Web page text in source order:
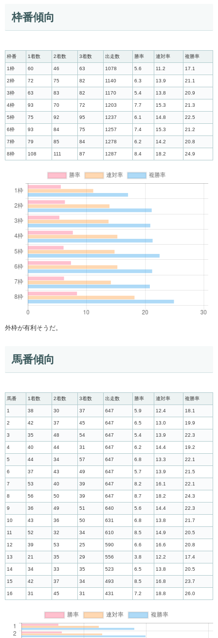
枠番傾向
枠番 1着数 2着数 3着数 出走数 勝率 連対率 複勝率
1枠 60 46 63 1078 5.6 11.2 17.1
2枠 72 75 82 1140 6.3 13.9 21.1
3枠 63 83 82 1170 5.4 13.8 20.9
4枠 93 70 72 1203 7.7 15.3 21.3
5枠 75 92 95 1237 6.1 14.8 22.5
6枠 93 84 75 1257 7.4 15.3 21.2
7枠 79 85 84 1278 6.2 14.2 20.8
8枠 108 111 87 1287 8.4 18.2 24.9
外枠が有利そうだ。
馬番傾向
馬番 1着数 2着数 3着数 出走数 勝率 連対率 複勝率
1 38 30 37 647 5.9 12.4 18.1
2 42 37 45 647 6.5 13.0 19.9
3 35 48 54 647 5.4 13.9 22.3
4 40 44 31 647 6.2 14.4 19.2
5 44 34 57 647 6.8 13.3 22.1
6 37 43 49 647 5.7 13.9 21.5
7 53 40 39 647 8.2 16.1 22.1
8 56 50 39 647 8.7 18.2 24.3
9 36 49 51 640 5.6 14.4 22.3
10 43 36 50 631 6.8 13.8 21.7
11 52 32 34 610 8.5 14.9 20.5
12 39 53 25 590 6.6 16.6 20.8
13 21 35 29 556 3.8 12.2 17.4
14 34 33 35 523 6.5 13.8 20.5
15 42 37 34 493 8.5 16.8 23.7
16 31 45 31 431 7.2 18.8 26.0